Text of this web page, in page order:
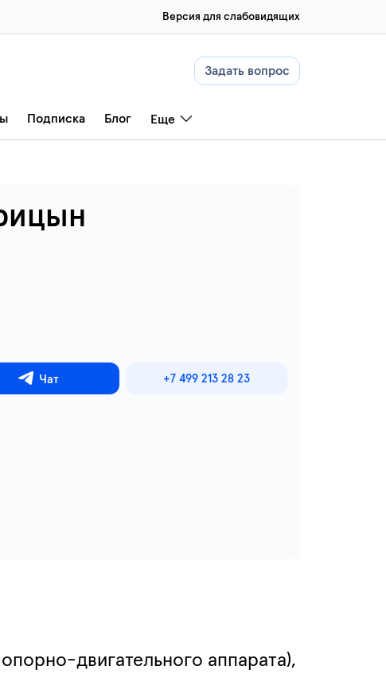
Версия для слабовидящих
Задать вопрос
Подписка Блог Еще
Чат +7 499 213 28 23
двигательного аппарата),